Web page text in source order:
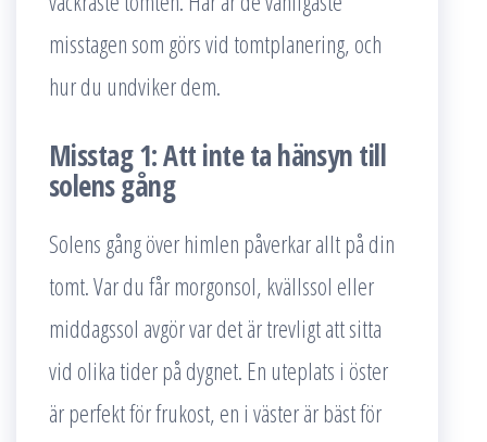
misstagen som görs vid tomtplanering, och
hur du undviker dem.
Misstag 1: Att inte ta hänsyn till
solens gång
Solens gång över himlen påverkar allt på din
tomt. Var du får morgonsol, kvällssol eller
middagssol avgör var det är trevligt att sitta
vid olika tider på dygnet. En uteplats i öster
är perfekt för frukost, en i väster är bäst för